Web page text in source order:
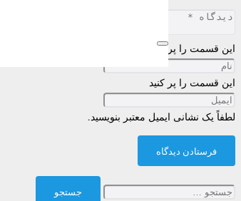
این قسمت را پر کنید
این قسمت را پر کنید
لطفاً یک نشانی ایمیل معتبر بنویسید.
فرستادن دیدگاه
جستجو